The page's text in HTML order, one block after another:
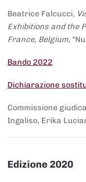
Beatrice Falcucci,
Exhibitions and the
France, Belgium,
Bando 2022
Dichiarazione
Commissione
Ingaliso, Erika
Edizione 2020